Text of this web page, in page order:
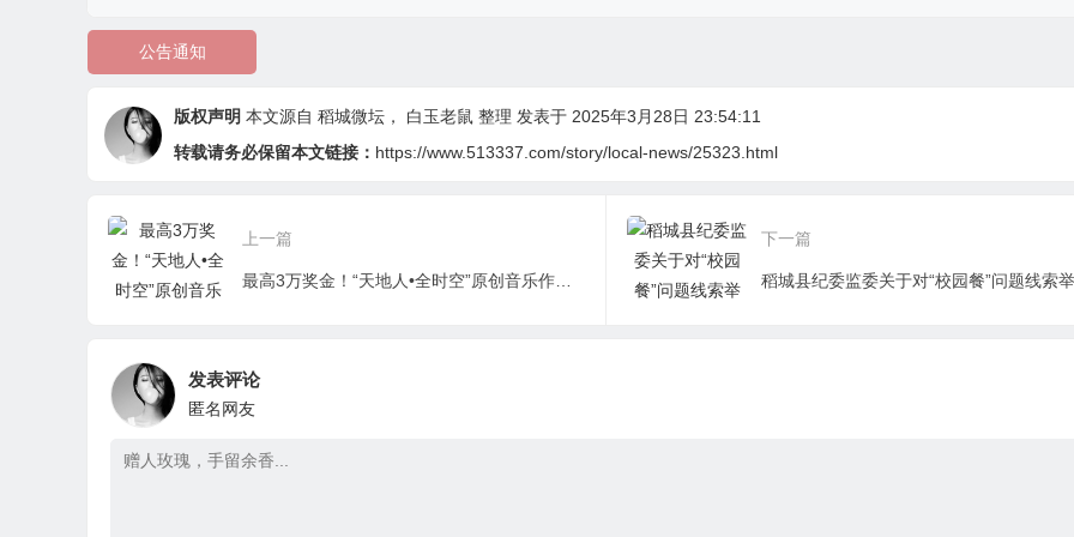
公告通知
版权声明 本文源自 稻城微坛 ， 白玉老鼠 整理 发表于 2025年3月28日 23:54:11
转载请务必保留本文链接： https://www.513337.com/story/local-news/25323.html
上一篇 下一篇
发表评论
匿名网友